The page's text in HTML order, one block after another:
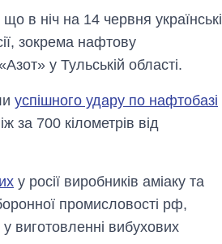
що в ніч на 14 червня українські
зокрема нафтову
у Тульській області.
успішного удару по нафтобазі
за 700 кілометрів від
у росії виробників аміаку та
промисловості рф,
виготовленні вибухових